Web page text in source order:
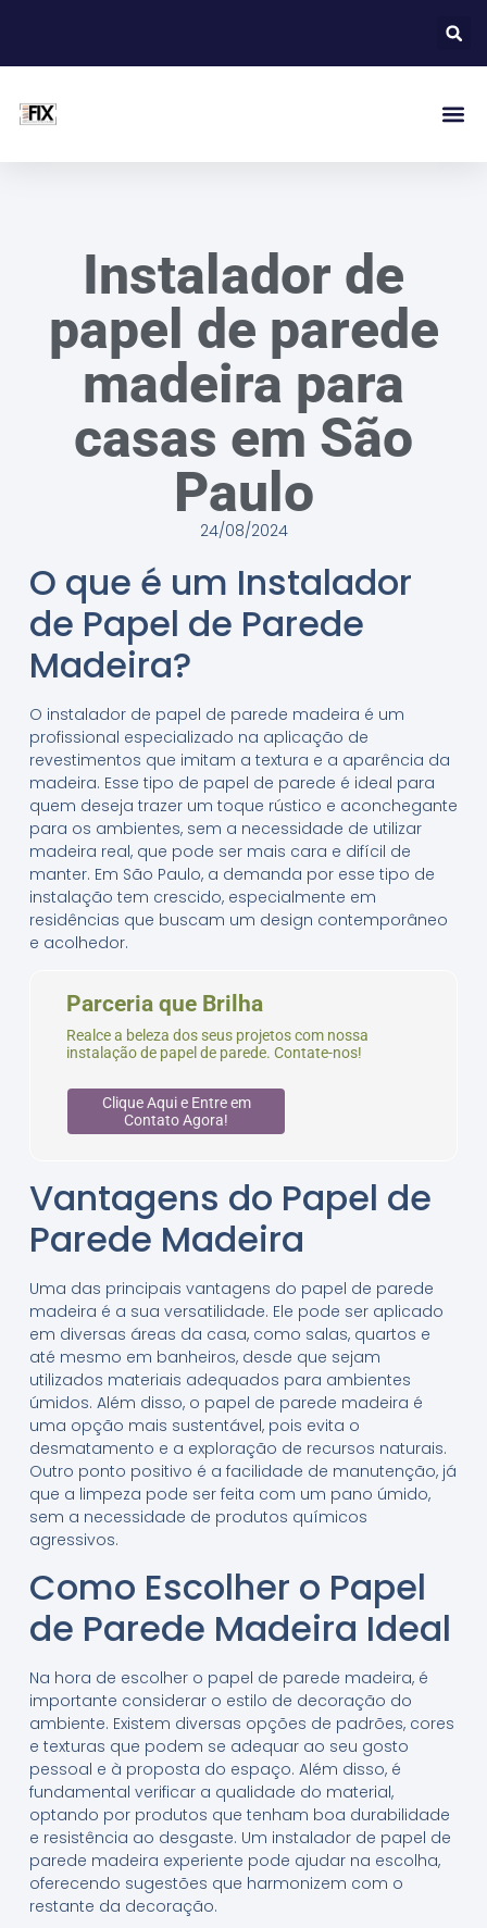
Instalador de
papel de parede
madeira para
casas em São
Paulo
24/08/2024
O que é um Instalador
de Papel de Parede
Madeira?
O instalador de papel de parede madeira é um
profissional especializado na aplicação de
revestimentos que imitam a textura e a aparência da
madeira. Esse tipo de papel de parede é ideal para
quem deseja trazer um toque rústico e aconchegante
para os ambientes, sem a necessidade de utilizar
madeira real, que pode ser mais cara e difícil de
manter. Em São Paulo, a demanda por esse tipo de
instalação tem crescido, especialmente em
residências que buscam um design contemporâneo
e acolhedor.
Parceria que Brilha
Realce a beleza dos seus projetos com nossa
instalação de papel de parede. Contate-nos!
Clique Aqui e Entre em
Contato Agora!
Vantagens do Papel de
Parede Madeira
Uma das principais vantagens do papel de parede
madeira é a sua versatilidade. Ele pode ser aplicado
em diversas áreas da casa, como salas, quartos e
até mesmo em banheiros, desde que sejam
utilizados materiais adequados para ambientes
úmidos. Além disso, o papel de parede madeira é
uma opção mais sustentável, pois evita o
desmatamento e a exploração de recursos naturais.
Outro ponto positivo é a facilidade de manutenção, já
que a limpeza pode ser feita com um pano úmido,
sem a necessidade de produtos químicos
agressivos.
Como Escolher o Papel
de Parede Madeira Ideal
Na hora de escolher o papel de parede madeira, é
importante considerar o estilo de decoração do
ambiente. Existem diversas opções de padrões, cores
e texturas que podem se adequar ao seu gosto
pessoal e à proposta do espaço. Além disso, é
fundamental verificar a qualidade do material,
optando por produtos que tenham boa durabilidade
e resistência ao desgaste. Um instalador de papel de
parede madeira experiente pode ajudar na escolha,
oferecendo sugestões que harmonizem com o
restante da decoração.